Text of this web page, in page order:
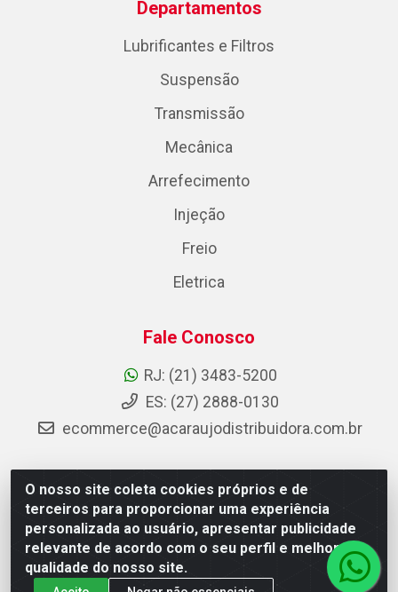
O nosso site coleta cookies próprios e de
terceiros para proporcionar uma experiência
personalizada ao usuário, apresentar publicidade
relevante de acordo com o seu perfil e melhorar a
qualidade do nosso site.
Departamentos
Lubrificantes e Filtros
Suspensão
Transmissão
Mecânica
Arrefecimento
Injeção
Freio
Eletrica
Fale Conosco
RJ: (21) 3483-5200
ES: (27) 2888-0130
ecommerce@acaraujodistribuidora.com.br
AC Araujo Distribuidora - Rua Carneiro de Campos, 42 -
São Cristóvão, Rio de Janeiro/RJ - CEP 20.920-410 -
CNPJ 08.744.753/0003-85